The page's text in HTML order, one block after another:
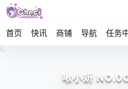
首页 快讯 商铺 导航 任务
啾小妍